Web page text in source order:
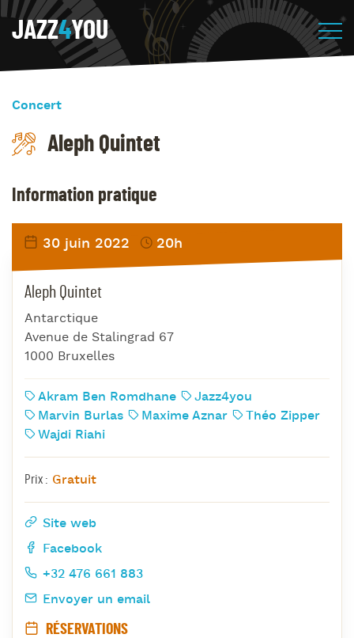
JAZZ4YOU
Concert
Aleph Quintet
Information pratique
30 juin 2022 20h
Aleph Quintet
Antarctique
Avenue de Stalingrad 67
1000 Bruxelles
Akram Ben Romdhane
Jazz4you
Marvin Burlas
Maxime Aznar
Théo Zipper
Wajdi Riahi
Prix : Gratuit
Site web
Facebook
+32 476 661 883
Envoyer un email
RÉSERVATIONS